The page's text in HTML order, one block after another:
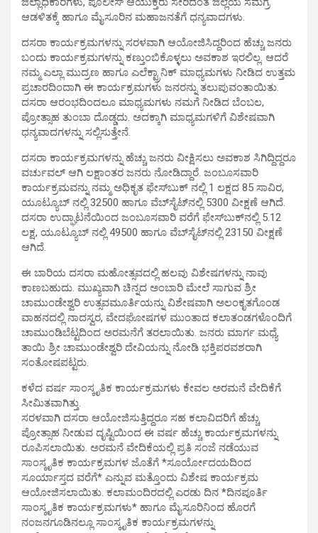
ಆಡಳಿತಕ್ಕೆ ಹಾಗೂ ಮೈಸೂರಿನ ಮಹಾಜನತೆಗೆ ಧನ್ಯವಾದಗಳು.
ದಸರಾ ಕಾರ್ಯಕ್ರಮಗಳನ್ನು ಸರಳವಾಗಿ ಆಯೋಜಿಸಿದ್ದರಿಂದ ಹೆಚ್ಚು ಜನರು
ಬಂದು ಕಾರ್ಯಕ್ರಮಗಳನ್ನು ಕಣ್ತುಂಬಿಕೊಳ್ಳಲು ಅವಕಾಶ ಇರಲಿಲ್ಲ. ಆದರೆ
ನಮ್ಮ ಎಲ್ಲಾ ಮುದ್ರಣ ಹಾಗೂ ಎಲೆಕ್ಟ್ರಾನಿಕ್ ಮಾಧ್ಯಮಗಳು ನೀಡಿದ ಉತ್ತಮ
ಪ್ರಚಾರದಿಂದಾಗಿ ಈ ಕಾರ್ಯಕ್ರಮಗಳು ಜನರನ್ನು ತಲುಪುವಂತಾಯಿತು.
ದಸರಾ ಆರಂಭದಿಂದಲೂ ಮಾಧ್ಯಮಗಳು ನಮಗೆ ನೀಡಿದ ಬೆಂಬಲ,
ಪ್ರೋತ್ಸಾಹ ತುಂಬಾ ದೊಡ್ಡದು. ಅದಕ್ಕಾಗಿ ಮಾಧ್ಯಮಗಳಿಗೆ ವಿಶೇಷವಾಗಿ
ಧನ್ಯವಾದಗಳನ್ನು ಸಲ್ಲಿಸುತ್ತೇನೆ.
ದಸರಾ ಕಾರ್ಯಕ್ರಮಗಳನ್ನು ಹೆಚ್ಚು ಜನರು ವೀಕ್ಷಿಸಲು ಅವಕಾಶ ಸಿಗಿದ್ದಿದ್ದರೂ
ವರ್ಚುವಲ್ ಆಗಿ ಲಕ್ಷಾಂತರ ಜನರು ನೋಡಿದ್ದಾರೆ. ಜಂಬೂಸವಾರಿ
ಕಾರ್ಯಕ್ರಮವನ್ನು ನಮ್ಮ ಅಧಿಕೃತ ಫೇಸ್‌ಬುಕ್‌ ‌ನಲ್ಲಿ 1 ಲಕ್ಷದ 85 ಸಾವಿರ,
ಯೂಟ್ಯೂಬ್ ‌ನಲ್ಲಿ 32500 ಹಾಗೂ ವೆಬ್‌ಸೈಟ್‌ನಲ್ಲಿ 5300 ವೀಕ್ಷಣೆ ಆಗಿದೆ.
ದಸರಾ ಉದ್ಘಾಟನೆಯಿಂದ ಜಂಬೂಸವಾರಿ ವರೆಗೆ ಫೇಸ್‌ಬುಕ್‌ನಲ್ಲಿ 5.12
ಲಕ್ಷ, ಯೂಟ್ಯೂಬ್ ‌ನಲ್ಲಿ 49500 ಹಾಗೂ ವೆಬ್‌ಸೈಟ್‌ನಲ್ಲಿ 23150 ವೀಕ್ಷಣೆ
ಆಗಿದೆ.
ಈ ಬಾರಿಯ ದಸರಾ ಮಹೋತ್ಸವದಲ್ಲಿ ಹಲವು ವಿಶೇಷಗಳನ್ನು ನಾವು
ಕಾಣಬಹುದು. ಮುಖ್ಯವಾಗಿ ಚಿನ್ನದ ಅಂಬಾರಿ ಮೇಲೆ‌ ಸಾಗುವ ಶ್ರೀ
ಚಾಮುಂಡೇಶ್ವರಿ ಉತ್ಸವಮೂರ್ತಿಯನ್ನು ವಿಶೇಷವಾಗಿ ಅಲಂಕೃತಗೊಂಡ
ವಾಹನದಲ್ಲಿ ನಾದಸ್ವರ, ವೇದಘೋಷಗಳ ಮುಂತಾದ ಕಲಾತಂಡಗಳೊಂದಿಗೆ
ಚಾಮುಂಡಿಬೆಟ್ಟದಿಂದ ಅರಮನೆಗೆ ತರಲಾಯಿತು. ಜನರು ಮಾರ್ಗ ಮಧ್ಯೆ
ತಾಯಿ ಶ್ರೀ ಚಾಮುಂಡೇಶ್ವರಿ ದೇವಿಯನ್ನು ನೋಡಿ ಭಕ್ತಿಪರವಶರಾಗಿ
ಸಂತೋಷಪಟ್ಟರು.
ಕಳೆದ ವರ್ಷ ಸಾಂಸ್ಕೃತಿಕ ಕಾರ್ಯಕ್ರಮಗಳು ಕೇವಲ ಅರಮನೆ ವೇದಿಕೆಗೆ
ಸೀಮಿತವಾಗಿತ್ತು.
ಸರಳವಾಗಿ ದಸರಾ ಆಯೋಜಿಸುತ್ತಿದ್ದರೂ ಸಹ ಕಲಾವಿದರಿಗೆ ಹೆಚ್ಚು
ಪ್ರೋತ್ಸಾಹ ನೀಡುವ ದೃಷ್ಟಿಯಿಂದ ಈ ವರ್ಷ ಹೆಚ್ಚು ಕಾರ್ಯಕ್ರಮಗಳನ್ನು
ರೂಪಿಸಲಾಯಿತು. ಅರಮನೆ ವೇದಿಕೆಯಲ್ಲಿ ಪ್ರತಿ ಸಂಜೆ ನಡೆಯುವ
ಸಾಂಸ್ಕೃತಿಕ ಕಾರ್ಯಕ್ರಮಗಳ ಜೊತೆಗೆ *ಸೂರ್ಯೋದಯದಿಂದ
ಸೂರ್ಯಾಸ್ತದ ವರೆಗೆ* ಎನ್ನುವ ಮತ್ತೊಂದು ವಿಶೇಷ ಕಾರ್ಯಕ್ರಮ
ಆಯೋಜಿಸಲಾಯಿತು. ಕಲಾಮಂದಿರದಲ್ಲಿ ಎರಡು ದಿನ *ದಿನಪೂರ್ತಿ
ಸಾಂಸ್ಕೃತಿಕ ಕಾರ್ಯಕ್ರಮಗಳು* ಹಾಗೂ ಮೈಸೂರಿನಿಂದ ಹೊರಗೆ
ನಂಜನಗೂಡಿನಲ್ಲೂ ಸಾಂಸ್ಕೃತಿಕ ಕಾರ್ಯಕ್ರಮಗಳನ್ನು